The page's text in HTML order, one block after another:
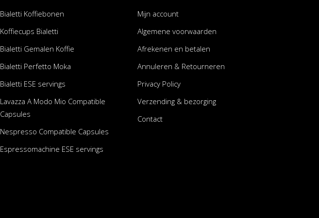
Bialetti Koffiebonen
Koffiecups Bialetti
Bialetti Gemalen Koffie
Bialetti Perfetto Moka
Bialetti ESE servings
Lavazza A Modo Mio Compatible
Capsules
Nespresso Compatible Capsules
Espressomachine ESE servings
Mijn account
Algemene voorwaarden
Afrekenen en betalen
Annuleren & Retourneren
Privacy Policy
Verzending & bezorging
Contact